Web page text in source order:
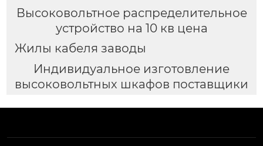
Высоковольтное распределительное
устройство на 10 кв цена
Жилы кабеля заводы
Индивидуальное изготовление
высоковольтных шкафов поставщики